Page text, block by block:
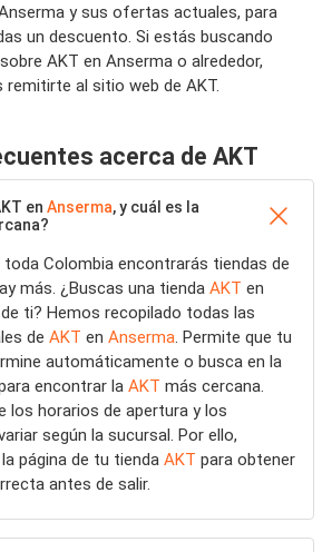
y sus ofertas actuales, para
un descuento. Si estás buscando
AKT en Anserma o alrededor,
remitirte al sitio web de AKT.
acerca de AKT
en Anserma, y cuál es la
toda Colombia encontrarás tiendas de
más. ¿Buscas una tienda AKT en
ti? Hemos recopilado todas las
de AKT en Anserma. Permite que tu
automáticamente o busca en la
encontrar la AKT más cercana.
los horarios de apertura y los
según la sucursal. Por ello,
página de tu tienda AKT para obtener
antes de salir.